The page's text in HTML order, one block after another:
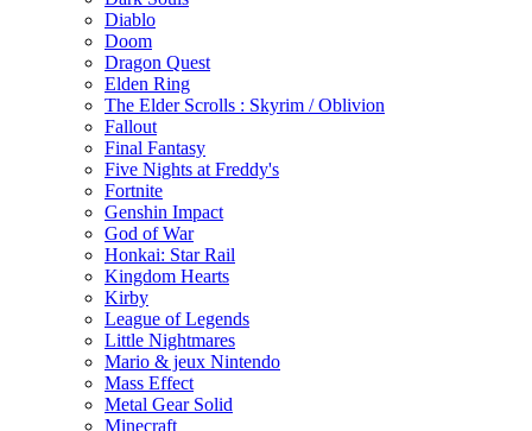
Diablo
Doom
Dragon Quest
Elden Ring
The Elder Scrolls : Skyrim / Oblivion
Fallout
Final Fantasy
Five Nights at Freddy's
Fortnite
Genshin Impact
God of War
Honkai: Star Rail
Kingdom Hearts
Kirby
League of Legends
Little Nightmares
Mario & jeux Nintendo
Mass Effect
Metal Gear Solid
Minecraft